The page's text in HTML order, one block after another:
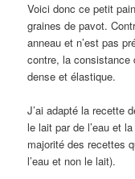
Voici donc ce petit
graines de pavot.
anneau et n’est pas
contre, la consistance
dense et élastique.
J’ai adapté la recette
le lait par de l’eau et
majorité des recettes
l’eau et non le lait).